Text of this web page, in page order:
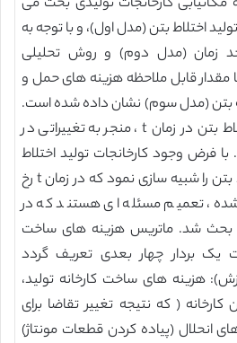
اختلاط بتن (مدل اول)، و با توجه به
زمان (مدل دوم) و روش تحلیلی
مقدار قابل ملاحظه هزینه های حمل و
بتن (مدل سوم) نشان داده شده است.
تغییرات در تقاضا برای اختلاط بتن در زمان t ، منجر به تغییراتی در
فرض وجود کارخانجات تولید اختلاط
بتن، باید تقاضا برای اختلاط بتن را شبیه سازی نمود که در زمان t رخ
تعمیم مسئله ای هستند که در
بحث شد. ماتریس هزینه های ساخت
بردار چهار بعدی تعریف گردد
هزینه های ساخت کارخانه تولید،
( که نتیجه تغییر تقاضا برای
انحلال (پیاده کردن قطعات مونتاژ)